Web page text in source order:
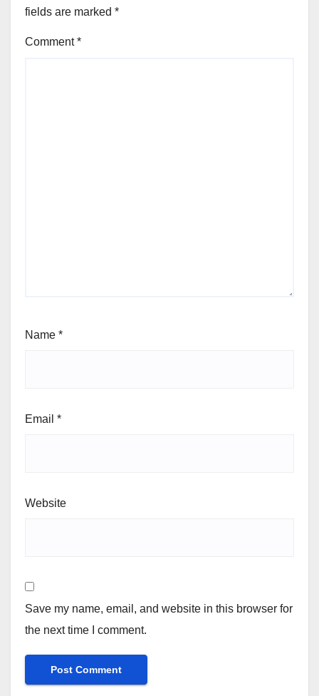
fields are marked *
Comment*
Name *
Email *
Website
Save my name, email, and website in this browser for
the next time I comment.